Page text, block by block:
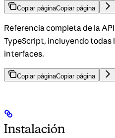
Copiar páginaCopiar página
Referencia completa de la
TypeScript, incluyendo todas
interfaces.
Copiar páginaCopiar página
Instalación